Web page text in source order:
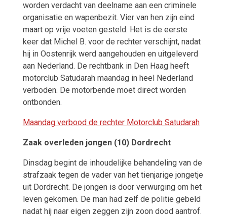
worden verdacht van deelname aan een criminele
organisatie en wapenbezit. Vier van hen zijn eind
maart op vrije voeten gesteld. Het is de eerste
keer dat Michel B. voor de rechter verschijnt, nadat
hij in Oostenrijk werd aangehouden en uitgeleverd
aan Nederland. De rechtbank in Den Haag heeft
motorclub Satudarah maandag in heel Nederland
verboden. De motorbende moet direct worden
ontbonden.
Maandag verbood de rechter Motorclub Satudarah
Zaak overleden jongen (10) Dordrecht
Dinsdag begint de inhoudelijke behandeling van de
strafzaak tegen de vader van het tienjarige jongetje
uit Dordrecht. De jongen is door verwurging om het
leven gekomen. De man had zelf de politie gebeld
nadat hij naar eigen zeggen zijn zoon dood aantrof.